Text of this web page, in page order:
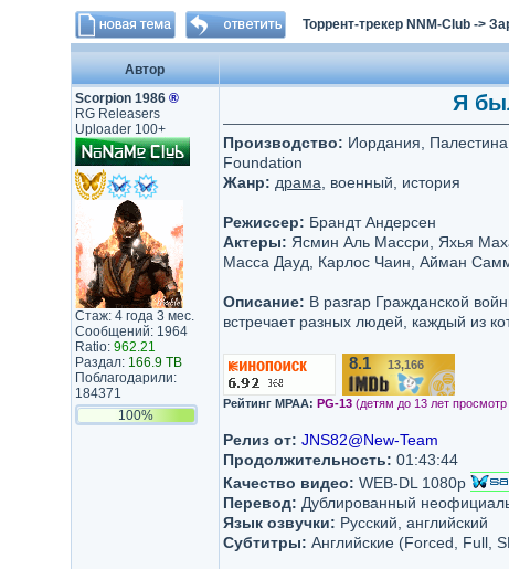
Торрент-трекер NNM-Club->
Автор
Scorpion 1986 ®
RG Releasers
Uploader 100+
Стаж: 4 года 3 мес.
Сообщений: 1964
Ratio: 962.21
Раздал: 166.9 TB
Поблагодарили:
184371
100%
Я
Производство: Иордания,
Foundation
Жанр: драма , военный, история
Режиссер: Брандт Андерсен
Актеры: Ясмин Аль Массри, Яхья
Масса Дауд, Карлос Чаин, Айман
Описание: В разгар Гражданской
встречает разных людей, каждый из
8.1/10 13,166
Рейтинг MPAA: PG-13(детям до 13 лет просмотр
Релиз от: JNS82@New-Team
Продолжительность: 01:43:44
Качество видео: WEB-DL 1080p
Перевод: Дублированный
Язык озвучки: Русский, английский
Субтитры: Английские (Forced, Full,